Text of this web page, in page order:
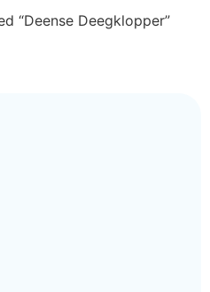
“Deense Deegklopper”